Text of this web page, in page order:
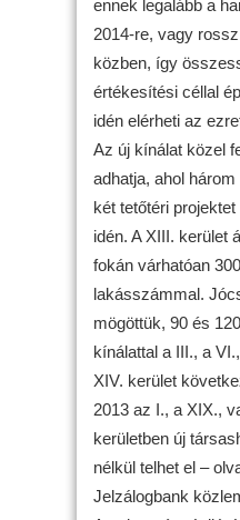
ennek legalább a
2014-re, vagy
közben, így
értékesítési céllal
idén elérheti az
Az új kínálat közel
adhatja, ahol
két tetőtéri
idén. A XIII. kerület
fokán várhatóan
lakásszámmal.
mögöttük, 90 és
kínálattal a III., a
XIV. kerület
2013 az I., a XIX.,
kerületben új
nélkül telhet el –
Jelzálogbank